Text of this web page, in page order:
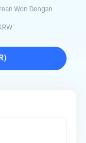
Won Dengan
)